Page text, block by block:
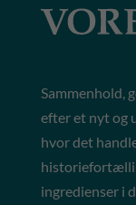
Sammenhold,
efter et nyt og
hvor det
ingredienser i